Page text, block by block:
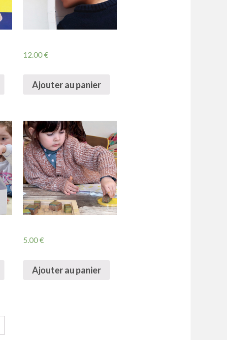
12.00€
Ajouter au panier
5.00€
Ajouter au panier